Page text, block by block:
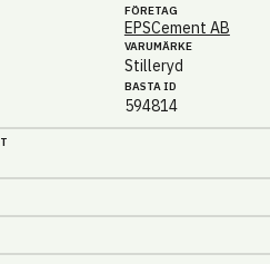
FÖRETAG
EPSCement AB
VARUMÄRKE
Stilleryd
BASTA ID
594814